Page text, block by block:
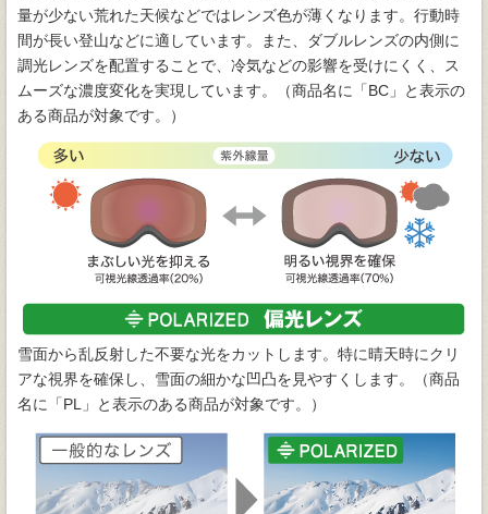
量が少ない荒れた天候などではレンズ色が薄くなります。行動時
間が長い登山などに適しています。また、ダブルレンズの内側に
調光レンズを配置することで、冷気などの影響を受けにくく、ス
ムーズな濃度変化を実現しています。（商品名に「BC」と表示の
ある商品が対象です。）
雪面から乱反射した不要な光をカットします。特に晴天時にクリ
アな視界を確保し、雪面の細かな凹凸を見やすくします。（商品
名に「PL」と表示のある商品が対象です。）